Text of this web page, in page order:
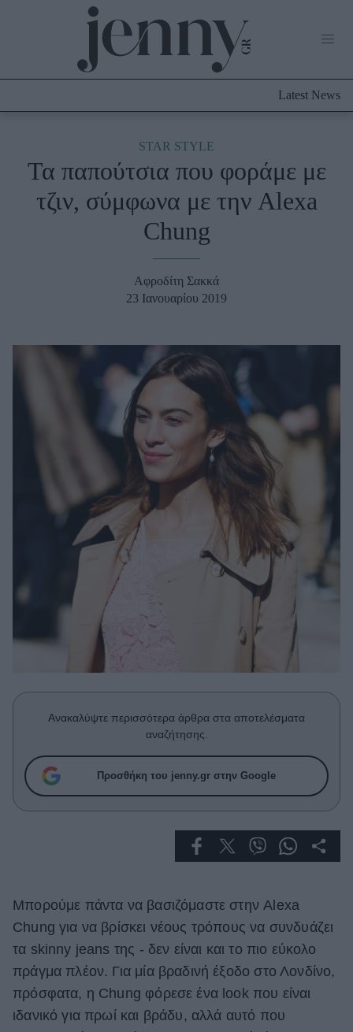
Culture
Fashion
Shopping
Beauty - Ομορφιά
Μαλλιά - Νύχια
Well being
Σχέσεις & Σεξ
Woman Power
Real Women
Πρόσωπα
Celebrities
True Stories
Ask the Guru
Success Stories
Living
Deco
Cooking
Green
Αφιερώματα
Latest News
STAR STYLE
Τα παπούτσια που φοράμε με
τζιν, σύμφωνα με την Alexa
Chung
Αφροδίτη Σακκά
23 Ιανουαρίου 2019
Ανακαλύψτε περισσότερα άρθρα στα αποτελέσματα
αναζήτησης.
Προσθήκη του jenny.gr στην Google
Μπορούμε πάντα να βασιζόμαστε στην Alexa
Chung για να βρίσκει νέους τρόπους να συνδυάζει
τα skinny jeans της - δεν είναι και το πιο εύκολο
πράγμα πλέον. Για μία βραδινή έξοδο στο Λονδίνο,
πρόσφατα, η Chung φόρεσε ένα look που είναι
ιδανικό για πρωί και βράδυ, αλλά αυτό που